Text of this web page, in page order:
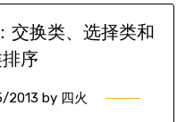
交换类、选择类和
序
2013 by 四火